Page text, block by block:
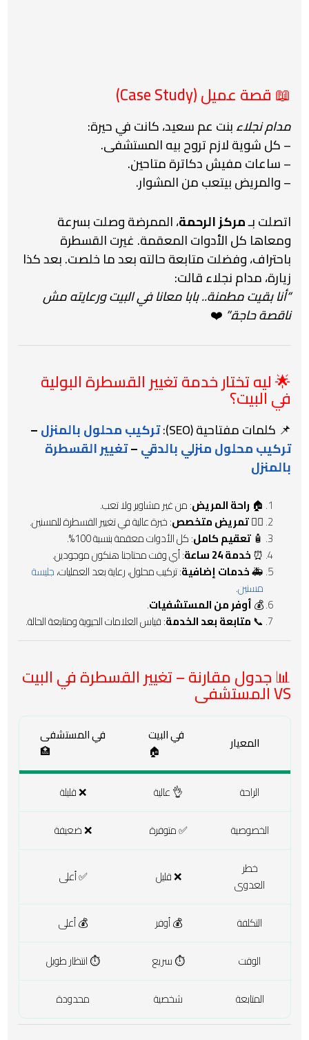
📖 قصة عميل (Case Study)
مدام نجلاءبنت عم سعيد، كانت في حيرة:
– كل شوية لازم تروح بيه المستشفى.
– ساعات مفيش دكاترة متاحين.
– والمريض بيتعب من المشوار.
اتصلت بـمركز الرحمة، الممرضة وصلت بسرعة
ومعاها كل الأدوات المعقمة. غيرت القسطرة
باحتراف، وفضلت متابعة حالته بعد ما خلصت. بعد كذا
زيارة، مدام نجلاء قالت:
“أنا بقيت مطمنة.. بابا معانا في البيت ورعايته مش
ناقصة حاجة.” ❤️
🌟 ليه تختار خدمة تغيير القسطرة البولية
في البيت؟
📌 كلمات مفتاحية (SEO): تركيب محلول بالمنزل–
تركيب محلول منزلي بالدقي–تغيير القسطرة
بالمنزل
🏠 راحة المريض: من غير مشاوير ولا تعب.
👩‍⚕️تمريض متخصص: خبرة عالية في تغيير القسطرة للمسنين.
🧴تعقيم كامل: كل الأدوات معقمة بنسبة 100%.
⏰خدمة 24 ساعة
: أي وقت محتاجنا هنكون موجودين.
🚑خدمات إضافية: تركيب محلول، رعاية بعد العمليات،جليسة
مسنين.
💰أوفر من المستشفيات.
📞متابعة بعد الخدمة: قياس العلامات الحيوية ومتابعة الحالة.
📊 جدول مقارنة – تغيير القسطرة في البيت
VS المستشفى
المعيار
في البيت
🏠
في المستشفى
🏥
الراحة 👌 عالية
❌ قليلة
الخصوصية
✅ متوفرة
❌ ضعيفة
خطر
العدوى
❌ قليل ✅ أعلى
التكلفة 💰 أوفر
💰 أعلى
الوقت
⏱️ سريع
⏱️ انتظار طويل
المتابعة
شخصية محدودة